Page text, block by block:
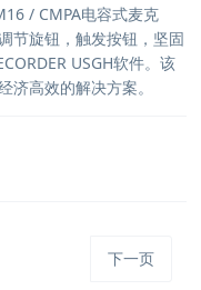
/ CMPA电容式麦克
节旋钮，触发按钮，坚固
USGH软件。该
济高效的解决方案。
下一页